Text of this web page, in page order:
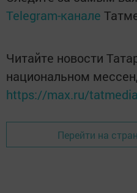
Telegram-канале
Читайте новости
национальном
https://max.ru/tatmedia
Перейти на